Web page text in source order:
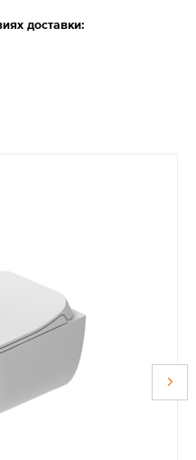
доставки: